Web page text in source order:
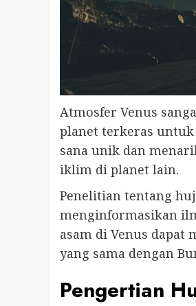
Atmosfer Venus
planet terkeras untuk
sana unik dan
iklim di planet lain.
Penelitian tentang
menginformasikan
asam di Venus
yang sama dengan
Pengertian